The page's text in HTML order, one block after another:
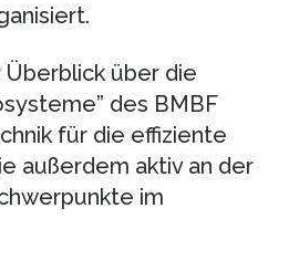
über die
des BMBF
für die effiziente
außerdem aktiv an der
im